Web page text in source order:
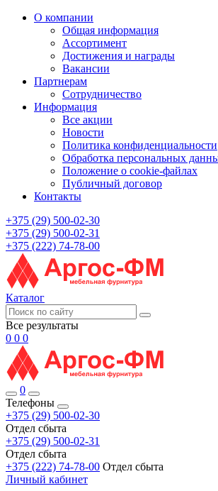
О компании
Общая информация
Ассортимент
Достижения и награды
Вакансии
Партнерам
Сотрудничество
Информация
Все акции
Новости
Политика конфиденциальности
Обработка персональных
Положение о cookie-файлах
Публичный договор
Контакты
+375 (29) 500-02-30
+375 (29) 500-02-31
+375 (222) 74-78-00
Каталог
Все результаты
0 0 0
0
Телефоны
+375 (29) 500-02-30
Отдел сбыта
+375 (29) 500-02-31
Отдел сбыта
+375 (222) 74-78-00 Отдел сбыта
Личный кабинет